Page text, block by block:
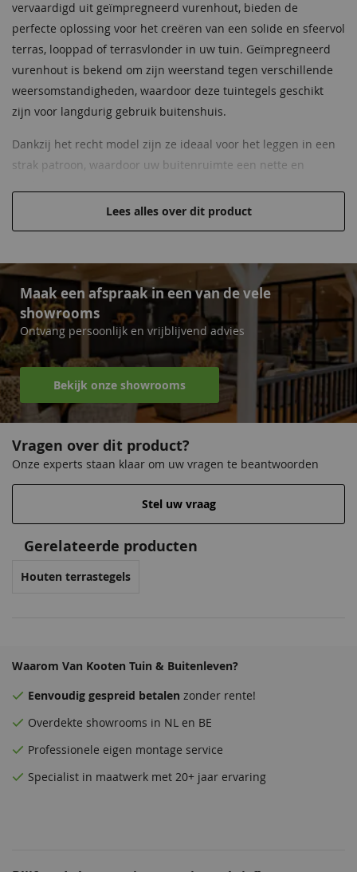
vervaardigd uit geïmpregneerd vurenhout, bieden de
perfecte oplossing voor het creëren van een solide en sfeervol
terras, looppad of terrasvlonder in uw tuin. Geïmpregneerd
vurenhout is bekend om zijn weerstand tegen verschillende
weersomstandigheden, waardoor deze tuintegels geschikt
zijn voor langdurig gebruik buitenshuis.
Dankzij het recht model zijn ze ideaal voor het leggen in een
strak patroon, waardoor uw buitenruimte een nette en
wilt creëren of een bestaand gebied wilt renoveren, met de
Tuintegel Recht Model 50x50 cm kunt u snel en moeiteloos
installatie en bieden een duurzame oplossing voor uw
bestratingsbehoeften.
Recht model
Eenvoudige installatie
Afmeting van 50x50 cm
Geïmpregneerd vurenhout
Strakke aantrekkelijke uitstraling
Lees alles over dit product
Maak een afspraak in een van de vele
showrooms
Ontvang persoonlijk en vrijblijvend advies
Bekijk onze showrooms
Vragen over dit product?
Onze experts staan klaar om uw vragen te beantwoorden
Stel uw vraag
Gerelateerde producten
Houten terrastegels
Waarom Van Kooten Tuin & Buitenleven?
Eenvoudig gespreid betalen zonder rente!
Overdekte showrooms in NL en BE
Professionele eigen montage service
Specialist in maatwerk met 20+ jaar ervaring